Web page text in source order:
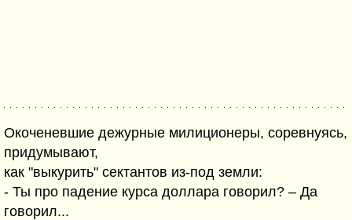
Окоченевшие дежурные милиционеры, соревнуясь,
придумывают,
как "выкурить" сектантов из-под земли:
- Ты про падение курса доллара говорил? – Да
говорил...